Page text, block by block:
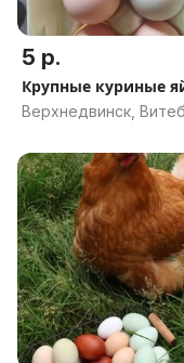
5 р.
Крупные куриные
Верхнедвинск,